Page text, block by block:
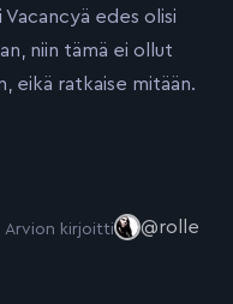
edes olisi
niin tämä ei ollut
eikä ratkaise mitään.
Arvion kirjoitti @rolle